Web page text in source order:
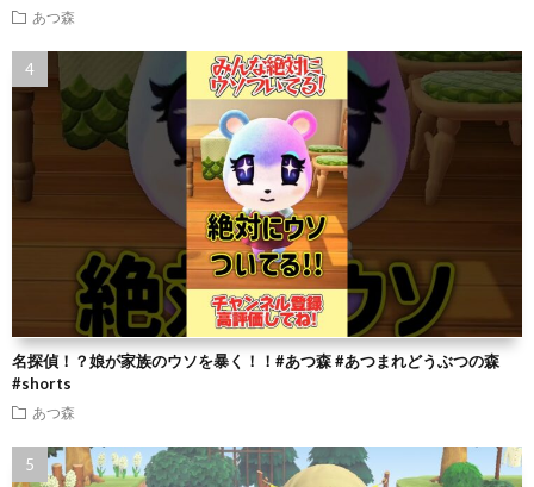
あつ森
名探偵！？娘が家族のウソを暴く！！#あつ森 #あつまれどうぶつの森
#shorts
あつ森